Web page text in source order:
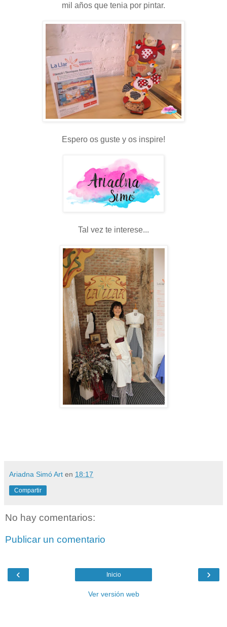
mil años que tenia por pintar.
Espero os guste y os inspire!
Tal vez te interese...
Ariadna Simó Art en 18:17
Compartir
No hay comentarios:
Publicar un comentario
‹ ›
Inicio
Ver versión web